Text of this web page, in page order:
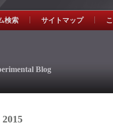
検索 サイトマップ
Blog